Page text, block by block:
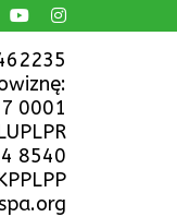
0001
8540